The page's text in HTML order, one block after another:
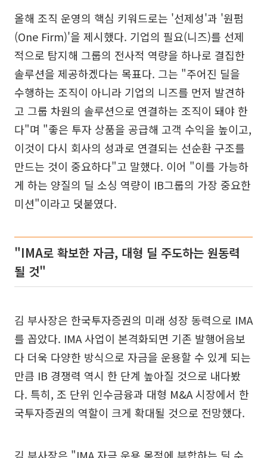
올해 조직 운영의 핵심 키워드로는 '선제성'과 '원펌
(One Firm)'을 제시했다. 기업의 필요(니즈)를 선제
적으로 탐지해 그룹의 전사적 역량을 하나로 결집한
솔루션을 제공하겠다는 목표다. 그는 "주어진 딜을
수행하는 조직이 아니라 기업의 니즈를 먼저 발견하
고 그룹 차원의 솔루션으로 연결하는 조직이 돼야 한
다"며 "좋은 투자 상품을 공급해 고객 수익을 높이고,
이것이 다시 회사의 성과로 연결되는 선순환 구조를
만드는 것이 중요하다"고 말했다. 이어 "이를 가능하
게 하는 양질의 딜 소싱 역량이 IB그룹의 가장 중요한
미션"이라고 덧붙였다.
"IMA로 확보한 자금, 대형 딜 주도하는 원동력
될 것"
김 부사장은 한국투자증권의 미래 성장 동력으로 IMA
를 꼽았다. IMA 사업이 본격화되면 기존 발행어음보
다 더욱 다양한 방식으로 자금을 운용할 수 있게 되는
만큼 IB 경쟁력 역시 한 단계 높아질 것으로 내다봤
다. 특히, 조 단위 인수금융과 대형 M&A 시장에서 한
국투자증권의 역할이 크게 확대될 것으로 전망했다.
김 부사장은 "IMA 자금 운용 목적에 부합하는 딜 수